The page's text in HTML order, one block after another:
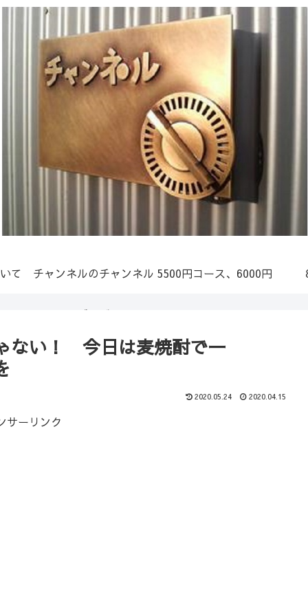
て チャンネルのチャンネル
（ブログ）
5500円コース、6000円
ない！ 今日は麦焼酎で一
2020.05.24 2020.04.15
サーリンク